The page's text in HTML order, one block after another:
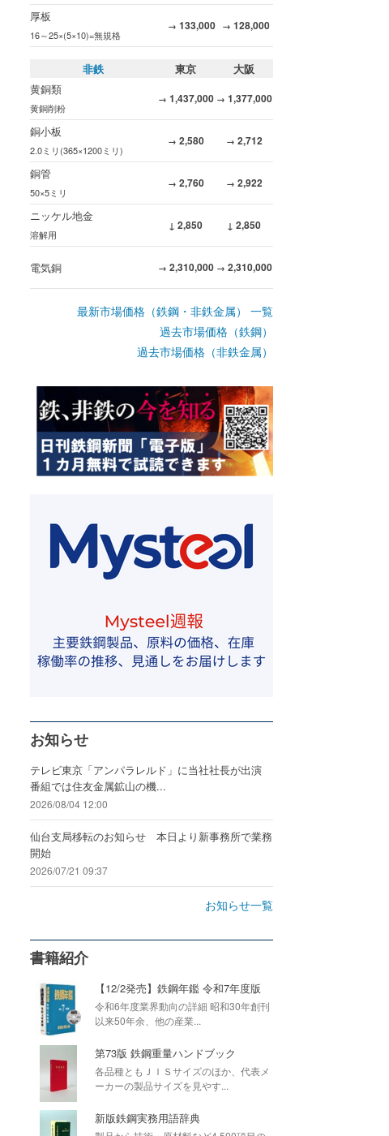
厚板
16～25×(5×10)=無規格
→ 133,000 → 128,000
非鉄 東京
大阪
黄銅類
黄銅削粉
→ 1,437,000 → 1,377,000
銅小板
2.0ミリ(365×1200ミリ)
→ 2,580 → 2,712
銅管
50×5ミリ
→ 2,760 → 2,922
ニッケル地金
溶解用
↓ 2,850 ↓ 2,850
電気銅 → 2,310,000 → 2,310,000
最新市場価格（鉄鋼・非鉄金属） 一覧
過去市場価格（鉄鋼）
過去市場価格（非鉄金属）
お知らせ
テレビ東京「アンパラレルド」に当社社長が出演
番組では住友金属鉱山の機...
2026/08/04 12:00
仙台支局移転のお知らせ 本日より新事務所で業務
開始
2026/07/21 09:37
お知らせ一覧
書籍紹介
【12/2発売】鉄鋼年鑑 令和7年度版
令和6年度業界動向の詳細 昭和30年創刊
以来50年余、他の産業...
第73版 鉄鋼重量ハンドブック
各品種ともＪＩＳサイズのほか、代表メ
ーカーの製品サイズを見やす...
新版鉄鋼実務用語辞典